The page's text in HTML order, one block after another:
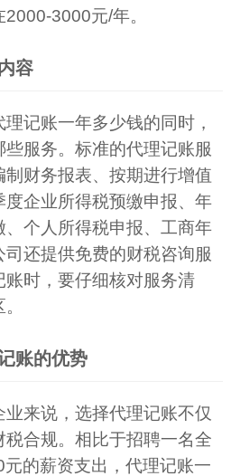
3000元/年。
容
记账一年多少钱的同时，
服务。标准的代理记账服
财务报表、按期进行增值
企业所得税预缴申报、年
、个人所得税申报、工商年
还提供免费的财税咨询服
时，要仔细核对服务清
账的优势
来说，选择代理记账不仅
合规。相比于招聘一名全
的薪资支出，代理记账一